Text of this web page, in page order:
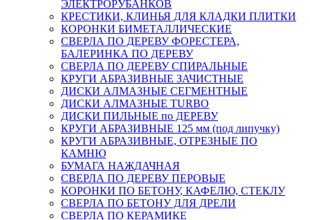
ЭЛЕКТРОРУБАНКОВ
КРЕСТИКИ, КЛИНЬЯ ДЛЯ КЛАДКИ ПЛИТКИ
КОРОНКИ БИМЕТАЛЛИЧЕСКИЕ
СВЕРЛА ПО ДЕРЕВУ ФОРЕСТЕРА,
БАЛЕРИНКА ПО ДЕРЕВУ
СВЕРЛА ПО ДЕРЕВУ СПИРАЛЬНЫЕ
КРУГИ АБРАЗИВНЫЕ ЗАЧИСТНЫЕ
ДИСКИ АЛМАЗНЫЕ СЕГМЕНТНЫЕ
ДИСКИ АЛМАЗНЫЕ TURBO
ДИСКИ ПИЛЬНЫЕ по ДЕРЕВУ
КРУГИ АБРАЗИВНЫЕ 125 мм (под липучку)
КРУГИ АБРАЗИВНЫЕ, ОТРЕЗНЫЕ ПО
КАМНЮ
БУМАГА НАЖДАЧНАЯ
СВЕРЛА ПО ДЕРЕВУ ПЕРОВЫЕ
КОРОНКИ ПО БЕТОНУ, КАФЕЛЮ, СТЕКЛУ
СВЕРЛА ПО БЕТОНУ ДЛЯ ДРЕЛИ
СВЕРЛА ПО КЕРАМИКЕ